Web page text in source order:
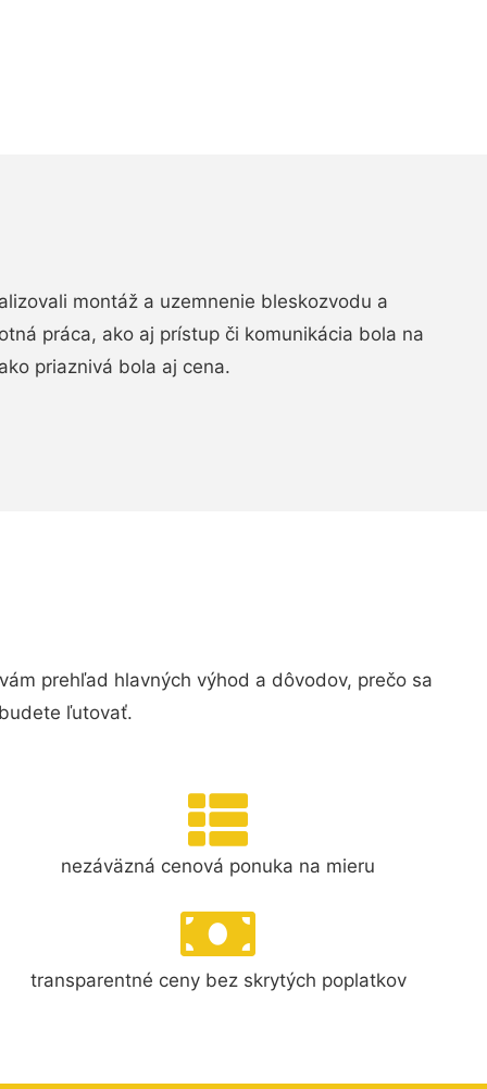
montáž a uzemnenie bleskozvodu a
práca, ako aj prístup či komunikácia bola na
priaznivá bola aj cena.
prehľad hlavných výhod a dôvodov, prečo sa
ľutovať.
nezáväzná cenová ponuka na mieru
transparentné ceny bez skrytých poplatkov